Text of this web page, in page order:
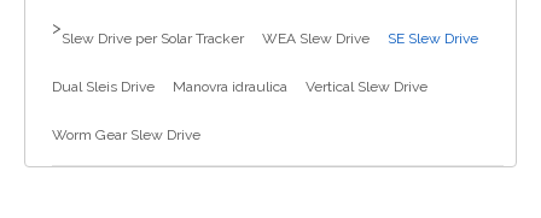
>
Slew Drive per Solar Tracker WEA Slew Drive SE Slew Drive
Dual Sleis Drive Manovra idraulica Vertical Slew Drive
Worm Gear Slew Drive